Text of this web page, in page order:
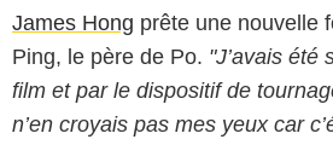
James Hong prête une nouvelle
Ping, le père de Po. "J’avais été
film et par le dispositif de
n’en croyais pas mes yeux car